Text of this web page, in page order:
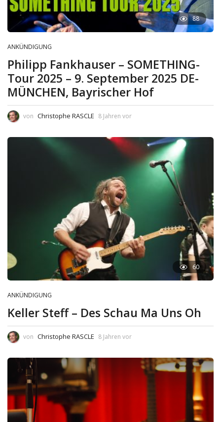
88
ANKÜNDIGUNG
Philipp Fankhauser – SOMETHING-
Tour 2025 – 9. September 2025 DE-
MÜNCHEN, Bayrischer Hof
von Christophe RASCLE 8 Jahren vor
60
ANKÜNDIGUNG
Keller Steff – Des Schau Ma Uns Oh
von Christophe RASCLE 8 Jahren vor